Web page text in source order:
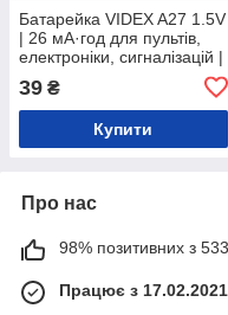
Батарейка VIDEX A27 1.5V
| 26 мА·год для пультів,
електроніки, сигналізацій |
39 ₴
Купити
Про нас
98% позитивних з 533
Працює з 17.02.2021